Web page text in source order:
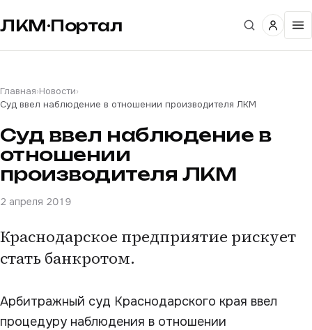
ЛКМ·Портал
Главная›Новости›
Суд ввел наблюдение в отношении производителя ЛКМ
Суд ввел наблюдение в
отношении
производителя ЛКМ
2 апреля 2019
Краснодарское предприятие рискует
стать банкротом.
Арбитражный суд Краснодарского края ввел
процедуру наблюдения в отношении